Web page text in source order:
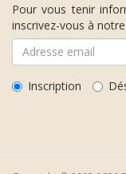
Pour vous tenir
inscrivez-vous à
Inscription